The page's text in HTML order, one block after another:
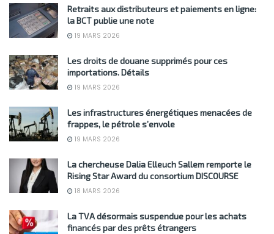
Retraits aux distributeurs et paiements en ligne:
la BCT publie une note
19 MARS 2026
Les droits de douane supprimés pour ces
importations. Détails
19 MARS 2026
Les infrastructures énergétiques menacées de
frappes, le pétrole s’envole
19 MARS 2026
La chercheuse Dalia Elleuch Sallem remporte le
Rising Star Award du consortium DISCOURSE
18 MARS 2026
La TVA désormais suspendue pour les achats
financés par des prêts étrangers